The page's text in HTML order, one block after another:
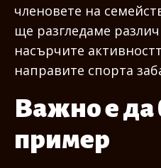
членовете на
ще разгледаме
насърчите
направите спорта
Важно е
пример